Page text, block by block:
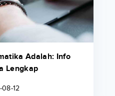
Adalah: Info
Lengkap
08-12